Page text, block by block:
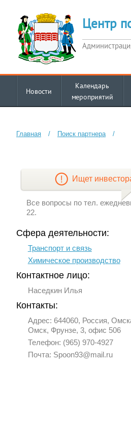
Центр
Новости
Календарь
мероприятий
Главная / Поиск партнера /
Ищет
Все вопросы по тел.
22.
Сфера деятельности:
Транспорт и связь
Химическое производство
Контактное лицо:
Наседкин Илья
Контакты:
Адрес: 644060, Россия,
Омск, Фрунзе, 3, офис 506
Телефон: (965) 970-4927
Почта: Spoon93@mail.ru